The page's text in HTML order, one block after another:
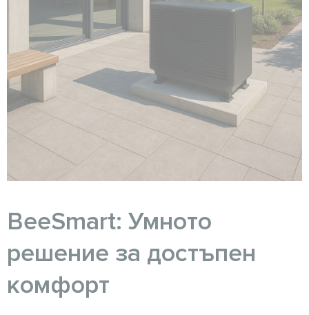
BeeSmart: Умното
решение за достъпен
комфорт